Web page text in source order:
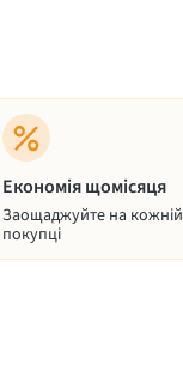
Економія щомісяця
Заощаджуйте на кожній
покупці